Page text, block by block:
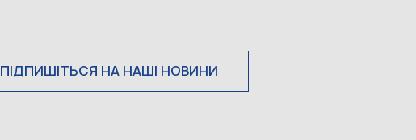
ПІДПИШІТЬСЯ НА НАШІ НОВИНИ